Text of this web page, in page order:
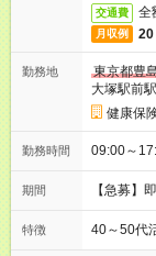
交通費 全
月収例 20
勤務地
東京都豊
大塚駅前
健康保
勤務時間 09:00～
期間 【急募】
特徴 40～50代